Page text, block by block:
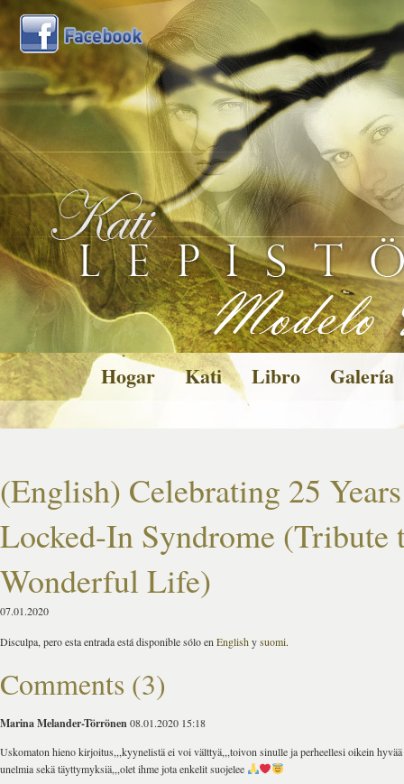
Hogar Kati Libro Galería
(English) Celebrating 25
Locked-In Syndrome (Tribute
Wonderful Life)
07.01.2020
Disculpa, pero esta entrada está disponible sólo en Englishysuomi.
Comments (3)
Marina Melander-Törrönen08.01.2020 15:18
Uskomaton hieno kirjoitus,,,kyynelistä ei voi välttyä,,,toivon sinulle ja perheellesi oikein
unelmia sekä täyttymyksiä,,,olet ihme jota enkelit suojelee